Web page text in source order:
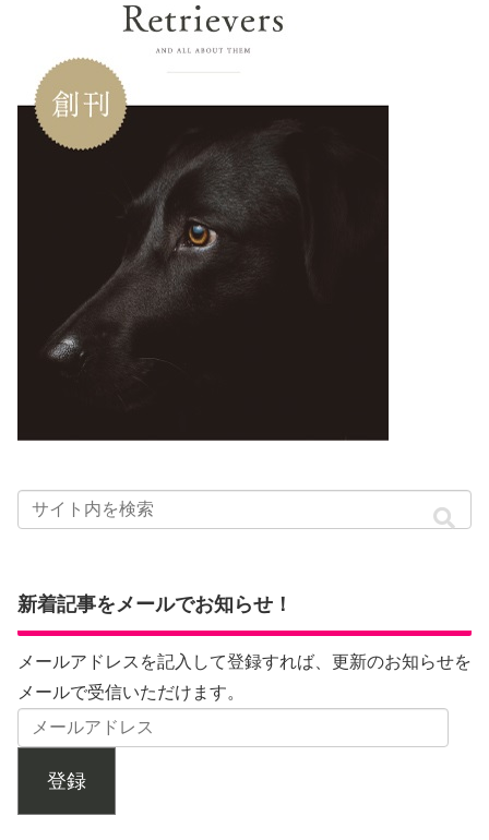
新着記事をメールでお知らせ！
メールアドレスを記入して登録すれば、更新のお知らせを
メールで受信いただけます。
登録